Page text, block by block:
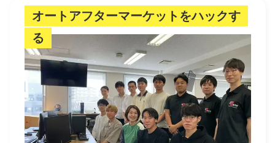
オートアフターマーケットをハックす
る